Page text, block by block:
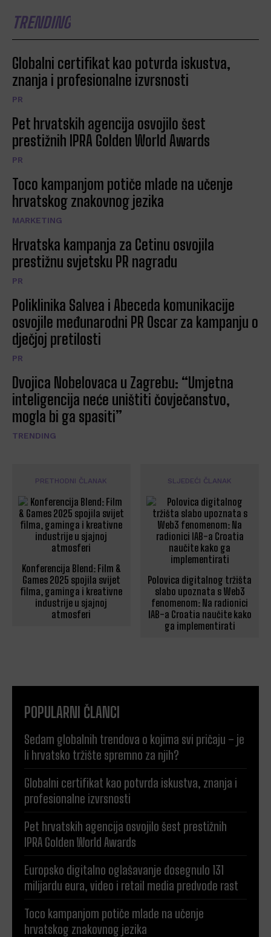
TRENDING
Globalni certifikat kao potvrda iskustva,
znanja i profesionalne izvrsnosti
PR
Pet hrvatskih agencija osvojilo šest
prestižnih IPRA Golden World Awards
PR
Toco kampanjom potiče mlade na učenje
hrvatskog znakovnog jezika
MARKETING
Hrvatska kampanja za Cetinu osvojila
prestižnu svjetsku PR nagradu
PR
Poliklinika Salvea i Abeceda komunikacije
osvojile međunarodni PR Oscar za kampanju o
dječjoj pretilosti
PR
Dvojica Nobelovaca u Zagrebu: “Umjetna
inteligencija neće uništiti čovječanstvo,
mogla bi ga spasiti”
TRENDING
PRETHODNI ČLANAK
Konferencija Blend: Film &
Games 2025 spojila svijet
filma, gaminga i kreativne
industrije u sjajnoj
atmosferi
SLJEDEĆI ČLANAK
Polovica digitalnog tržišta
slabo upoznata s Web3
fenomenom: Na radionici
IAB-a Croatia naučite kako
ga implementirati
POPULARNI ČLANCI
Sedam globalnih trendova o kojima svi pričaju – je
li hrvatsko tržište spremno za njih?
Globalni certifikat kao potvrda iskustva, znanja i
profesionalne izvrsnosti
Pet hrvatskih agencija osvojilo šest prestižnih
IPRA Golden World Awards
Europsko digitalno oglašavanje dosegnulo 131
milijardu eura, video i retail media predvode rast
Toco kampanjom potiče mlade na učenje
hrvatskog znakovnog jezika